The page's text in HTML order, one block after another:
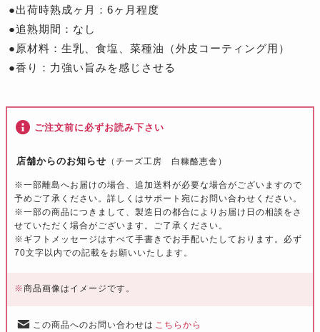
●出荷時熟成ヶ月：6ヶ月程度
●追熟期間：なし
●原材料：生乳、食塩、菜種油（外皮コーティング用）
●香り：力強い旨みを感じさせる
ご注文前に必ずお読み下さい
店舗からのお知らせ （チーズ工房 白糠酪恵舎）
※一部離島へお届けの場合、追加送料が必要な場合がございますので
予めご了承ください。詳しくはサポート宛にお問い合わせください。
※一部の商品につきまして、製造日の都合によりお届け日の相談をさ
せていただく場合がございます。ご了承ください。
※ギフトメッセージはすべて手書きでお手配いたしております。必ず
70文字以内での記載をお願いいたします。
※商品画像はイメージです。
この商品へのお問い合わせは こちらから